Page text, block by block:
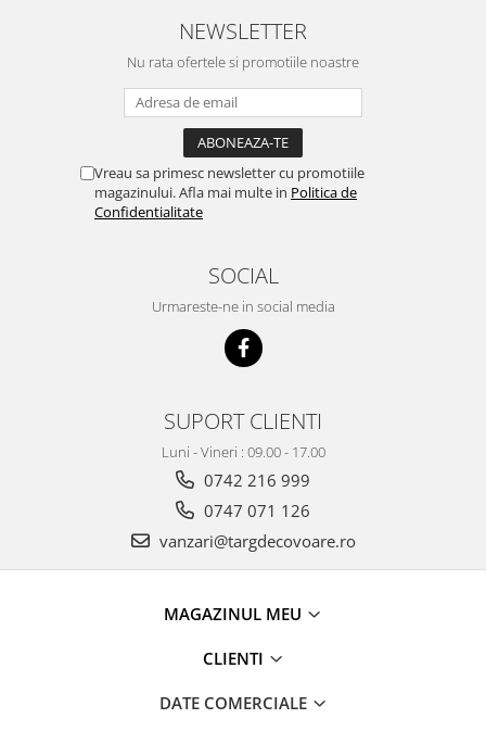
NEWSLETTER
Nu rata ofertele si promotiile noastre
Vreau sa primesc newsletter cu promotiile
magazinului. Afla mai multe in Politica de
Confidentialitate
SOCIAL
Urmareste-ne in social media
SUPORT CLIENTI
Luni - Vineri : 09.00 - 17.00
0742 216 999
0747 071 126
vanzari@targdecovoare.ro
MAGAZINUL MEU
CLIENTI
DATE COMERCIALE